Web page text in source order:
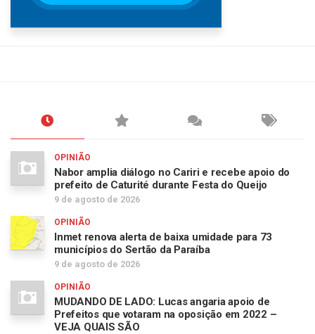
OPINIÃO
Nabor amplia diálogo no Cariri e recebe apoio do
prefeito de Caturité durante Festa do Queijo
9 de agosto de 2026
OPINIÃO
Inmet renova alerta de baixa umidade para 73
municípios do Sertão da Paraíba
9 de agosto de 2026
OPINIÃO
MUDANDO DE LADO: Lucas angaria apoio de
Prefeitos que votaram na oposição em 2022 –
VEJA QUAIS SÃO